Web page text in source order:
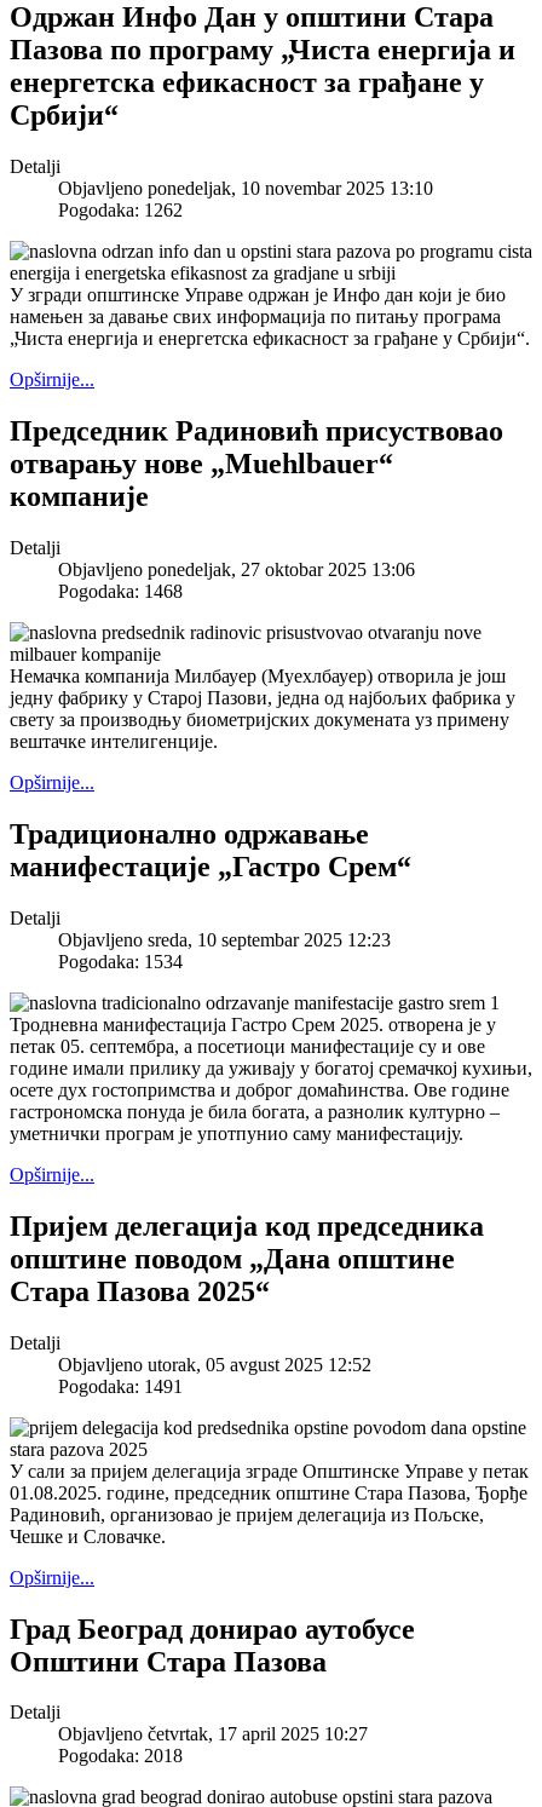
Одржан Инфо Дан у општини Стара
Пазова по програму „Чиста енергија и
енергетска ефикасност за грађане у
Србији“
Detalji
Objavljeno ponedeljak, 10 novembar 2025 13:10
Pogodaka: 1262
У згради општинске Управе одржан је Инфо дан који је био
намењен за давање свих информација по питању програма
„Чиста енергија и енергетска ефикасност за грађане у Србији“.
Opširnije...
Председник Радиновић присуствовао
отварању нове „Muehlbauer“
компаније
Detalji
Objavljeno ponedeljak, 27 oktobar 2025 13:06
Pogodaka: 1468
Немачка компанија Милбауер (Муехлбауер) отворила је још
једну фабрику у Старој Пазови, једна од најбољих фабрика у
свету за производњу биометријских докумената уз примену
вештачке интелигенције.
Opširnije...
Традиционално одржавање
манифестације „Гастро Срем“
Detalji
Objavljeno sreda, 10 septembar 2025 12:23
Pogodaka: 1534
Тродневна манифестација Гастро Срем 2025. отворена је у
петак 05. септембра, а посетиоци манифестације су и ове
године имали прилику да уживају у богатој сремачкој кухињи,
осете дух гостопримства и доброг домаћинства. Ове године
гастрономска понуда је била богата, а разнолик културно –
уметнички програм је употпунио саму манифестацију.
Opširnije...
Пријем делегација код председника
општине поводом „Дана општине
Стара Пазова 2025“
Detalji
Objavljeno utorak, 05 avgust 2025 12:52
Pogodaka: 1491
У сали за пријем делегација зграде Општинске Управе у петак
01.08.2025. године, председник општине Стара Пазова, Ђорђе
Радиновић, организовао је пријем делегација из Пољске,
Чешке и Словачке.
Opširnije...
Град Београд донирао аутобусе
Општини Стара Пазова
Detalji
Objavljeno četvrtak, 17 april 2025 10:27
Pogodaka: 2018